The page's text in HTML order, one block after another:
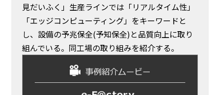
見だいふく」生産ラインでは「リアルタイム性」
「エッジコンピューティング」をキーワードと
し、設備の予兆保全(予知保全)と品質向上に取り
組んでいる。同工場の取り組みを紹介する。